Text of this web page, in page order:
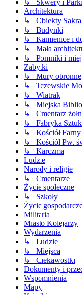
↳ Skwery i Parki
Architektura
↳ Obiekty
↳ Budynki
↳ Kamienice i
↳ Mała
↳ Pomniki i
Zabytki
↳ Mury obronne
↳ Tczewskie
↳ Wiatrak
↳ Miejska
↳ Cmentarz
↳ Fabryka Sztuk
↳ Kościół Farny
↳ Kościół Pw.
↳ Karczma
Ludzie
Narody i religie
↳ Cmentarze
Życie społeczne
↳ Szkoły
Życie gospodarcze
Militaria
Miasto Kolejarzy
Wydarzenia
↳ Ludzie
↳ Miejsca
↳ Ciekawostki
Dokumenty i
Wspomnienia
Mapy